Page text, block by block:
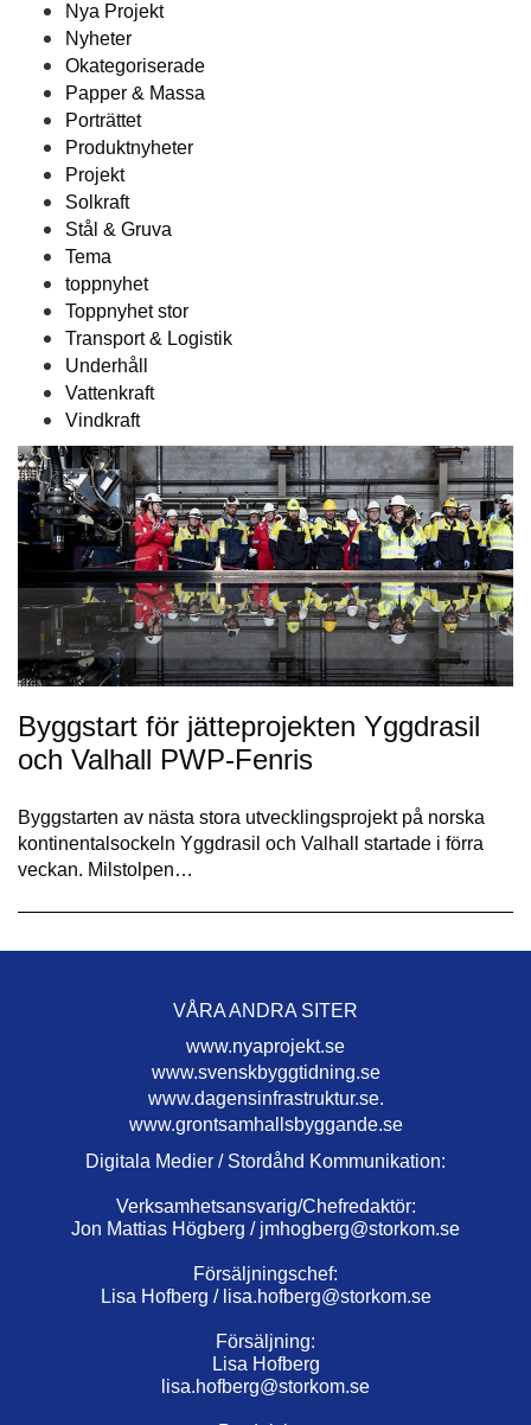
Nya Projekt
Nyheter
Okategoriserade
Papper & Massa
Porträttet
Produktnyheter
Projekt
Solkraft
Stål & Gruva
Tema
toppnyhet
Toppnyhet stor
Transport & Logistik
Underhåll
Vattenkraft
Vindkraft
Byggstart för jätteprojekten Yggdrasil
och Valhall PWP-Fenris
Byggstarten av nästa stora utvecklingsprojekt på norska
kontinentalsockeln Yggdrasil och Valhall startade i förra
veckan. Milstolpen…
VÅRA ANDRA SITER
www.nyaprojekt.se
www.svenskbyggtidning.se
www.dagensinfrastruktur.se.
www.grontsamhallsbyggande.se
Digitala Medier / Stordåhd Kommunikation:
Verksamhetsansvarig/Chefredaktör:
Jon Mattias Högberg / jmhogberg@storkom.se
Försäljningschef:
Lisa Hofberg / lisa.hofberg@storkom.se
Försäljning:
Lisa Hofberg
lisa.hofberg@storkom.se